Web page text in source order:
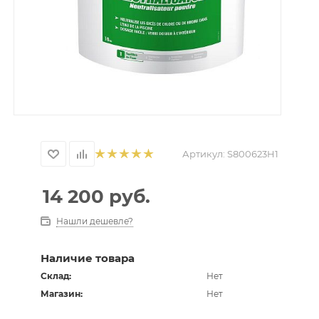
Артикул: S800623H1
14 200 руб.
Нашли дешевле?
Наличие товара
Склад:
Нет
Магазин:
Нет